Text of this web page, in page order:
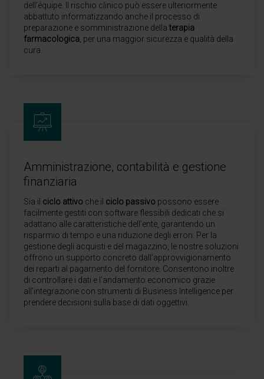
dell’équipe. Il rischio clinico può essere ulteriormente
abbattuto informatizzando anche il processo di
preparazione e somministrazione della terapia
farmacologica , per una maggior sicurezza e qualità della
cura.
Amministrazione, contabilità e gestione
finanziaria
Sia il ciclo attivo che il ciclo passivo possono essere
facilmente gestiti con software flessibili dedicati che si
adattano alle caratteristiche dell’ente, garantendo un
risparmio di tempo e una riduzione degli errori. Per la
gestione degli acquisti e del magazzino, le nostre soluzioni
offrono un supporto concreto dall’approvvigionamento
dei reparti al pagamento del fornitore. Consentono inoltre
di controllare i dati e l’andamento economico grazie
all’integrazione con strumenti di Business Intelligence per
prendere decisioni sulla base di dati oggettivi.